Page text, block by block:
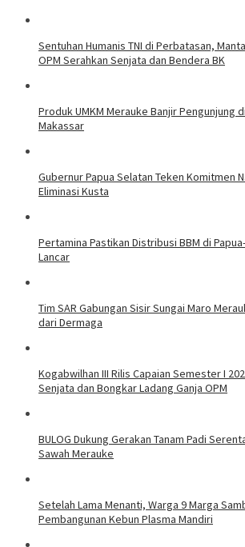
Sentuhan Humanis TNI di Perbatasan,
OPM Serahkan Senjata dan Bendera BK
Produk UMKM Merauke Banjir Pengunjung
Makassar
Gubernur Papua Selatan Teken Komitmen
Eliminasi Kusta
Pertamina Pastikan Distribusi BBM di
Lancar
Tim SAR Gabungan Sisir Sungai Maro
dari Dermaga
Kogabwilhan III Rilis Capaian Semester I
Senjata dan Bongkar Ladang Ganja OPM
BULOG Dukung Gerakan Tanam Padi
Sawah Merauke
Setelah Lama Menanti, Warga 9 Marga
Pembangunan Kebun Plasma Mandiri